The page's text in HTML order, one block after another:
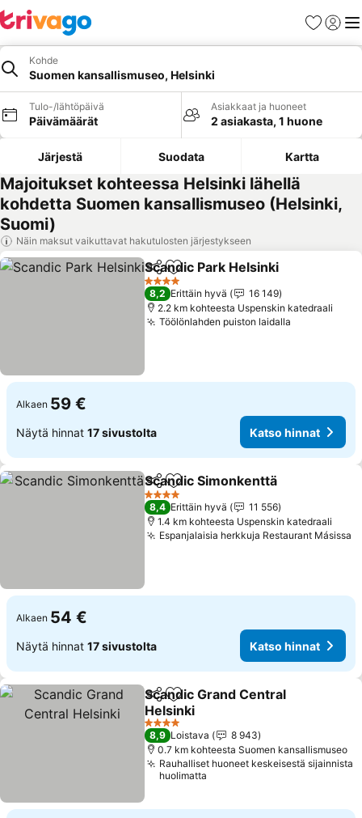
Suosikit
Kohde
Suomen kansallismuseo, Helsinki
Tulo-/lähtöpäivä
Päivämäärät
Asiakkaat ja huoneet
2 asiakasta, 1 huone
Järjestä Suodata Kartta
Majoitukset kohteessa Helsinki lähellä
kohdetta Suomen kansallismuseo (Helsinki,
Suomi)
Näin maksut vaikuttavat hakutulosten järjestykseen
Jaa Lisää suosikkeihin
Scandic Park Helsinki
4 Tähtiluokitus
8,2 Erittäin hyvä
16 149
2.2 km kohteesta Uspenskin katedraali
Töölönlahden puiston laidalla
Alkaen 59 €
Näytä hinnat 17 sivustolta Katso hinnat
Jaa Lisää suosikkeihin
Scandic Simonkenttä
4 Tähtiluokitus
8,4 Erittäin hyvä
11 556
1.4 km kohteesta Uspenskin katedraali
Espanjalaisia herkkuja Restaurant Másissa
Alkaen 54 €
Näytä hinnat 17 sivustolta Katso hinnat
Jaa Lisää suosikkeihin
Scandic Grand Central
Helsinki
Katso hinnat
4 Tähtiluokitus
8,9 Loistava
8 943
0.7 km kohteesta Suomen kansallismuseo
Rauhalliset huoneet keskeisestä sijainnista
huolimatta